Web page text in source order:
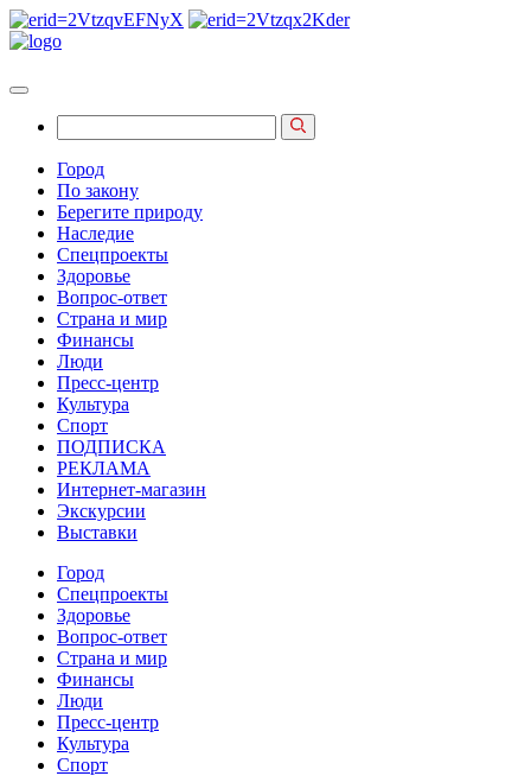
Город
По закону
Берегите природу
Наследие
Спецпроекты
Здоровье
Вопрос-ответ
Страна и мир
Финансы
Люди
Пресс-центр
Культура
Спорт
ПОДПИСКА
РЕКЛАМА
Интернет-магазин
Экскурсии
Выставки
Город
Спецпроекты
Здоровье
Вопрос-ответ
Страна и мир
Финансы
Люди
Пресс-центр
Культура
Спорт